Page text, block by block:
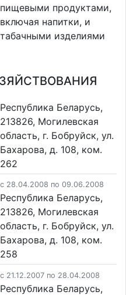
пищевыми продуктами,
включая напитки, и
табачными изделиями
Республика Беларусь,
213826, Могилевская
область, г. Бобруйск, ул.
Бахарова, д. 108, ком.
262
c 28.04.2008 по 09.06.2008
Республика Беларусь,
213826, Могилевская
область, г. Бобруйск, ул.
Бахарова, д. 108, ком.
258
c 21.12.2007 по 28.04.2008
Республика Беларусь,